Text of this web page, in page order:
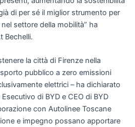
di per sé il miglior strumento per
settore della mobilità” ha
Bechelli.
la città di Firenze nella
pubblico a zero emissioni
elettrici – ha dichiarato
di BYD e CEO di BYD
con Autolinee Toscane
e impegno possano apportare